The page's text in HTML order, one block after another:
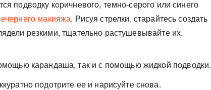
подводку коричневого, темно-серого или синего
макияжа. Рисуя стрелки, старайтесь создать
резкими, тщательно растушевывайте их.
карандаша, так и с помощью жидкой подводки.
подотрите ее и нарисуйте снова.